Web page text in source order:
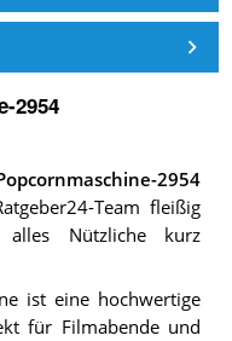
2954
2954
Team fleißig
Nützliche kurz
ist eine hochwertige
für Filmabende und